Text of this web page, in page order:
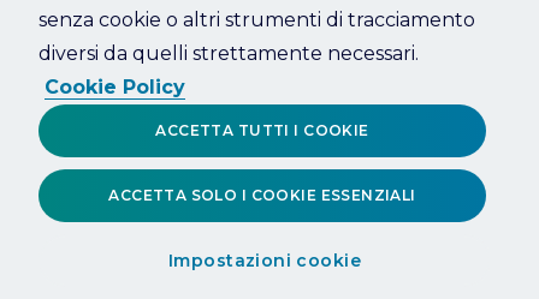
senza cookie o altri strumenti di tracciamento
diversi da quelli strettamente necessari.
Cookie Policy
Impostazioni cookie
ACCETTA SOLO I COOKIE ESSENZIALI
ACCETTA TUTTI I COOKIE